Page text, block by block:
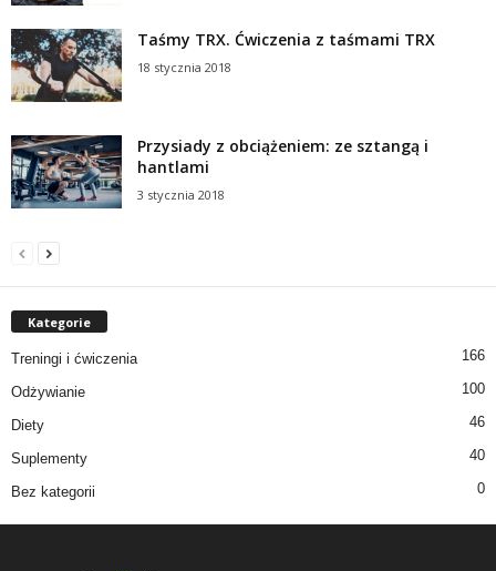
Taśmy TRX. Ćwiczenia z taśmami TRX
18 stycznia 2018
Przysiady z obciążeniem: ze sztangą i
hantlami
3 stycznia 2018
Kategorie
Treningi i ćwiczenia 166
Odżywianie 100
Diety 46
Suplementy 40
Bez kategorii 0